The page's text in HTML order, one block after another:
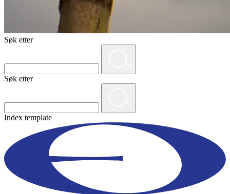
Søk etter
Søk etter
Index template